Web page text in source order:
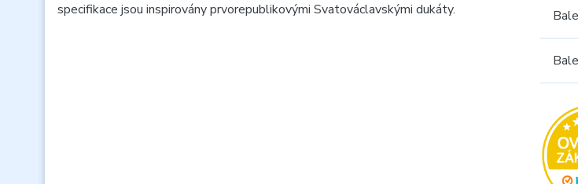
specifikace jsou inspirovány prvorepublikovými Svatováclavskými dukáty.